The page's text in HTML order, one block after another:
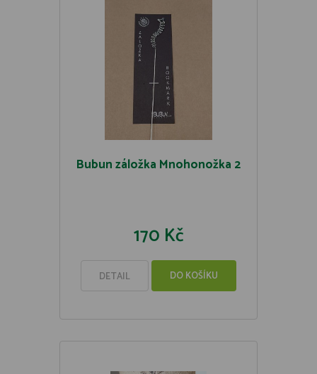
Bubun záložka Mnohonožka 2
170 Kč
DETAIL DO KOŠÍKU